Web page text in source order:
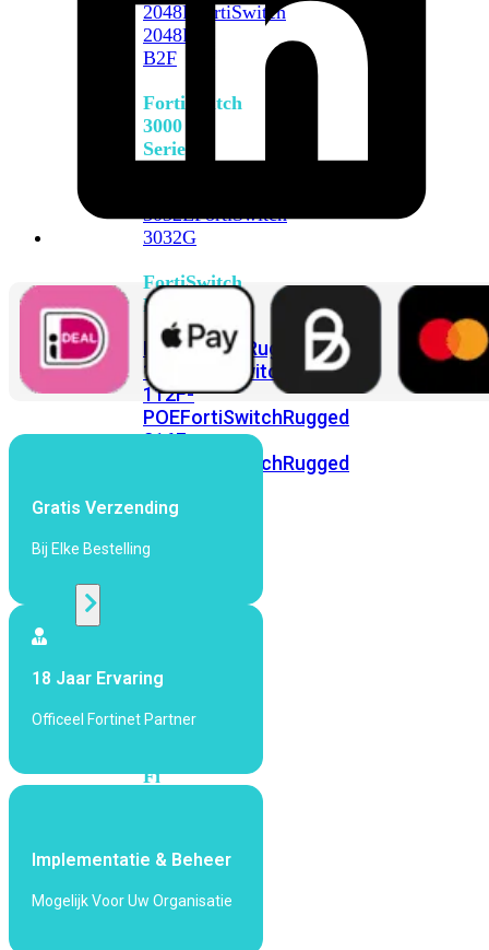
2048F
FortiSwitch
2048F-
B2F
FortiSwitch
3000
Series
3032EFortiSwitch
3032G
FortiSwitch
Ruggedized
FortiSwitchRugged
108F
FortiSwitchRugged
112F-
POEFortiSwitchRugged
216F-
FortiSwitchRugged
POE
Points
bekijken
Fi
Fi
Wi-
Gratis Verzending
Bij Elke Bestelling
18 Jaar Ervaring
Officeel Fortinet Partner
Implementatie & Beheer
Mogelijk Voor Uw Organisatie